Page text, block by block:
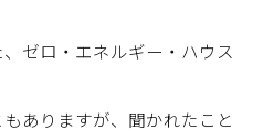
ゼロ・エネルギー・ハウス
ありますが、聞かれたこと